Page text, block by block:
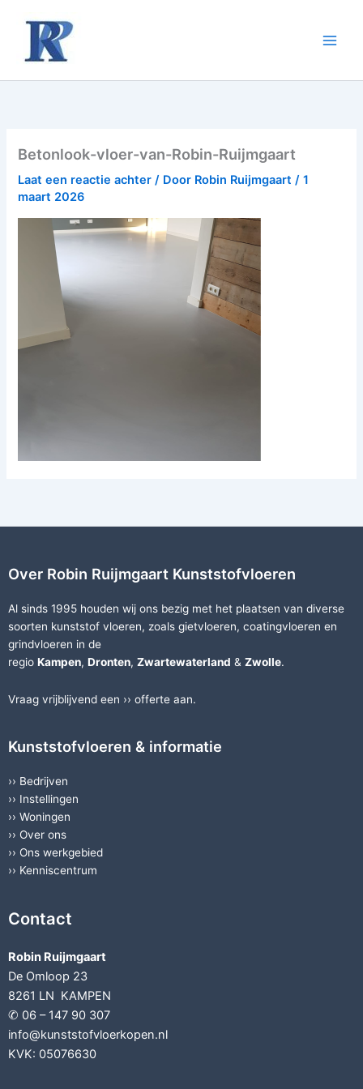
inhoud
Betonlook-vloer-van-Robin-Ruijmgaart
Laat een reactie achter / Door Robin Ruijmgaart/1
maart 2026
Over Robin Ruijmgaart Kunststofvloeren
Al sinds 1995 houden wij ons bezig met het plaatsen van diverse
soorten kunststof vloeren, zoals gietvloeren, coatingvloeren en
grindvloeren in de
regio Kampen, Dronten, Zwartewaterland & Zwolle.
Vraag vrijblijvend een ›› offerte aan.
Kunststofvloeren & informatie
›› Bedrijven
›› Instellingen
›› Woningen
›› Over ons
›› Ons werkgebied
›› Kenniscentrum
Contact
Robin Ruijmgaart
De Omloop 23
8261 LN KAMPEN
✆ 06 – 147 90 307
info@kunststofvloerkopen.nl
KVK: 05076630